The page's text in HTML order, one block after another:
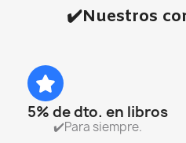
✔️Nuestros
5% de dto. en libros
✔️Para siempre.